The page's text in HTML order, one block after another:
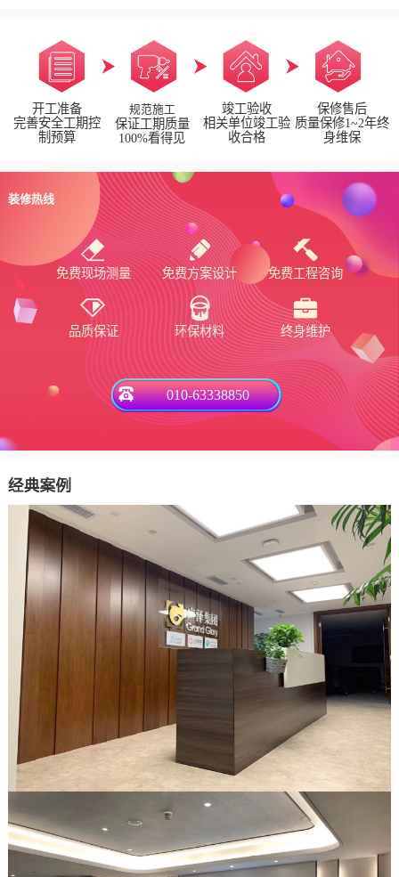
开工准备
完善安全工期控
制预算
规范施工
保证工期质量
100%看得见
竣工验收
相关单位竣工验
收合格
保修售后
质量保修1~2年终
身维保
装修热线
免费现场测量 免费方案设计 免费工程咨询
品质保证 环保材料 终身维护
010-63338850